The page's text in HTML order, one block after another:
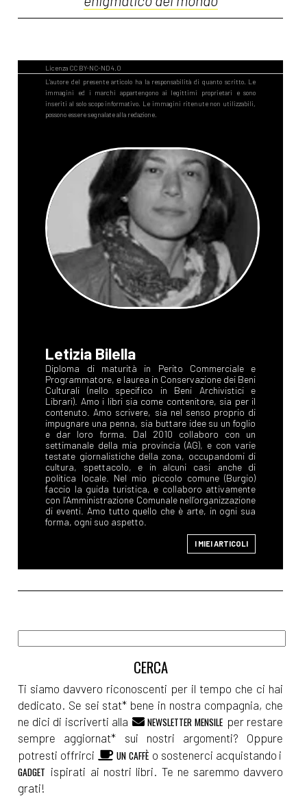
Letizia Bilella
Diploma di maturità in Perito Commerciale e
Programmatore, e laurea in Conservazione dei Beni
Culturali (nello specifico in Beni Archivistici e
Librari). Amo i libri sia come contenitore, sia per il
contenuto. Amo scrivere, sia nel senso proprio di
impugnare una penna, sia buttare idee su un foglio
e dar loro forma. Dal 2010 collaboro con un
settimanale della mia provincia (AG), e con varie
testate giornalistiche della zona, occupandomi di
cultura, spettacolo, e in alcuni casi anche di
politica locale. Nel mio piccolo comune (Burgio)
faccio la guida turistica, e collaboro attivamente
con l’Amministrazione Comunale nell’organizzazione
di eventi. Amo tutto quello che è arte, in ogni sua
forma, ogni suo aspetto.
I MIEI ARTICOLI
Ti siamo davvero riconoscenti per il tempo che ci hai
dedicato. Se sei stat* bene in nostra compagnia, che
ne dici di iscriverti alla
NEWSLETTER MENSILE per restare
sempre aggiornat* sui nostri argomenti? Oppure
potresti offrirci
UN CAFFÈ o sostenerci acquistando i
GADGET ispirati ai nostri libri. Te ne saremmo davvero
grati!